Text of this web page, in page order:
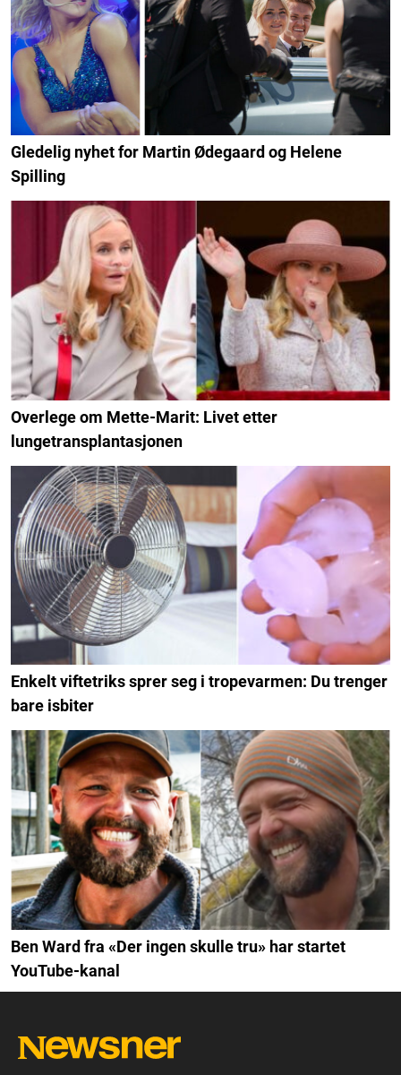
Gledelig nyhet for Martin Ødegaard og Helene
Spilling
Overlege om Mette-Marit: Livet etter
lungetransplantasjonen
Enkelt viftetriks sprer seg i tropevarmen: Du trenger
bare isbiter
Ben Ward fra «Der ingen skulle tru» har startet
YouTube-kanal